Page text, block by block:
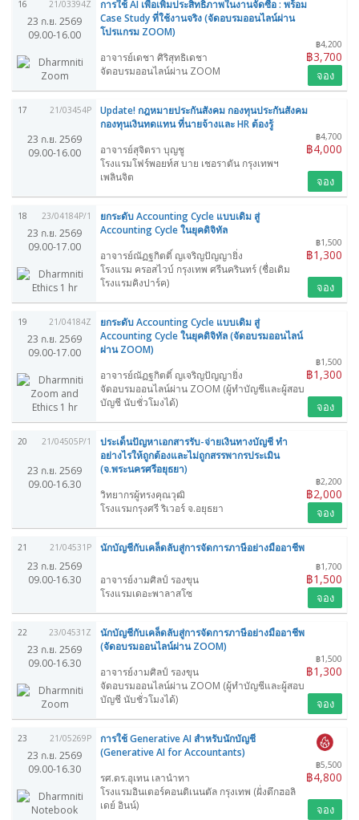
16 21/03394Z
23 ก.ย. 2569
09.00-16.00
การใช้ AI เพื่อเพิ่มประสิทธิภาพในงานจัดซื้อ : พร้อม
Case Study ที่ใช้งานจริง (จัดอบรมออนไลน์ผ่าน
โปรแกรม ZOOM)
฿4,200
฿3,700
อาจารย์เดชา ศิริสุทธิเดชา
จัดอบรมออนไลน์ผ่าน ZOOM
จอง
17 21/03454P
23 ก.ย. 2569
09.00-16.00
Update! กฎหมายประกันสังคม กองทุนประกันสังคม
กองทุนเงินทดแทน ที่นายจ้างและ HR ต้องรู้
฿4,700
฿4,000
อาจารย์สุจิตรา บุญชู
โรงแรมโฟร์พอยท์ส บาย เชอราตัน กรุงเทพฯ
เพลินจิต
จอง
18 23/04184P/1
23 ก.ย. 2569
09.00-17.00
ยกระดับ Accounting Cycle แบบเดิม สู่
Accounting Cycle ในยุคดิจิทัล
฿1,500
฿1,300
อาจารย์ณัฏฐกิตติ์ ญเจริญปัญญายิ่ง
โรงแรม ครอสไวบ์ กรุงเทพ ศรีนครินทร์ (ชื่อเดิม
โรงแรมคิงปาร์ค)
จอง
19 21/04184Z
23 ก.ย. 2569
09.00-17.00
ยกระดับ Accounting Cycle แบบเดิม สู่
Accounting Cycle ในยุคดิจิทัล (จัดอบรมออนไลน์
ผ่าน ZOOM)
฿1,500
฿1,300
อาจารย์ณัฏฐกิตติ์ ญเจริญปัญญายิ่ง
จัดอบรมออนไลน์ผ่าน ZOOM (ผู้ทำบัญชีและผู้สอบ
บัญชี นับชั่วโมงได้)
จอง
20 21/04505P/1
23 ก.ย. 2569
09.00-16.30
ประเด็นปัญหาเอกสารรับ-จ่ายเงินทางบัญชี ทำ
อย่างไรให้ถูกต้องและไม่ถูกสรรพากรประเมิน
(จ.พระนครศรีอยุธยา)
฿2,200
฿2,000
วิทยากรผู้ทรงคุณวุฒิ
โรงแรมกรุงศรี ริเวอร์ จ.อยุธยา
จอง
21 21/04531P
23 ก.ย. 2569
09.00-16.30
นักบัญชีกับเคล็ดลับสู่การจัดการภาษีอย่างมืออาชีพ
฿1,700
฿1,500
อาจารย์งามศิลป์ รองขุน
โรงแรมเดอะพาลาสโซ
จอง
22 23/04531Z
23 ก.ย. 2569
09.00-16.30
นักบัญชีกับเคล็ดลับสู่การจัดการภาษีอย่างมืออาชีพ
(จัดอบรมออนไลน์ผ่าน ZOOM)
฿1,500
฿1,300
อาจารย์งามศิลป์ รองขุน
จัดอบรมออนไลน์ผ่าน ZOOM (ผู้ทำบัญชีและผู้สอบ
บัญชี นับชั่วโมงได้)
จอง
23 21/05269P
23 ก.ย. 2569
09.00-16.30
การใช้ Generative AI สำหรับนักบัญชี
(Generative AI for Accountants)
฿5,500
฿4,800
รศ.ดร.อุเทน เลานำทา
โรงแรมอินเตอร์คอนติเนนตัล กรุงเทพ (ฝั่งตึกฮอลิ
เดย์ อินน์)
จอง